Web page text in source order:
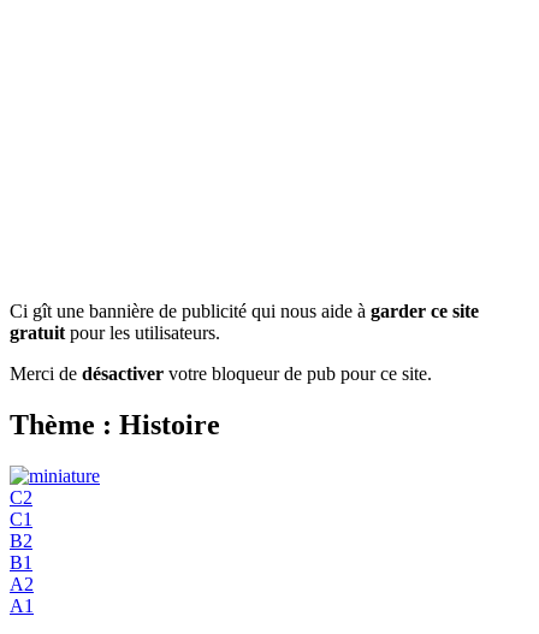
Ci gît une bannière de publicité qui nous aide à garder ce site
gratuit pour les utilisateurs.
Merci de désactiver votre bloqueur de pub pour ce site.
Thème : Histoire
C2
C1
B2
B1
A2
A1